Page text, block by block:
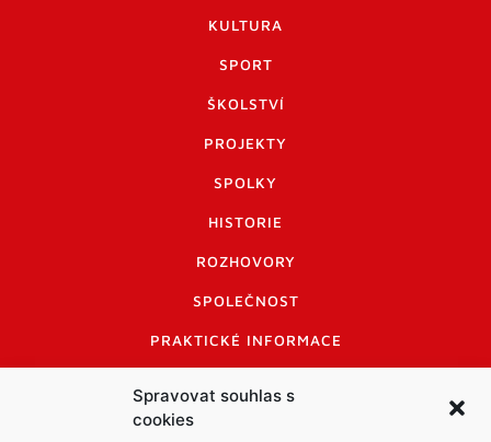
Spravovat souhlas s
cookies
KULTURA
SPORT
ŠKOLSTVÍ
PROJEKTY
SPOLKY
HISTORIE
ROZHOVORY
SPOLEČNOST
PRAKTICKÉ INFORMACE
INFORMACE A KODEX DISKUTUJÍCÍCH